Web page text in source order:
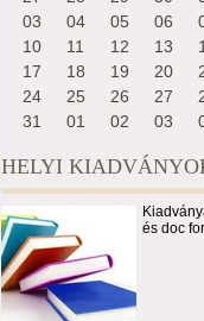
03
04 05 06
10
11 12 13
17
18 19 20
24
25 26 27
31
01 02 03
HELYI
és doc